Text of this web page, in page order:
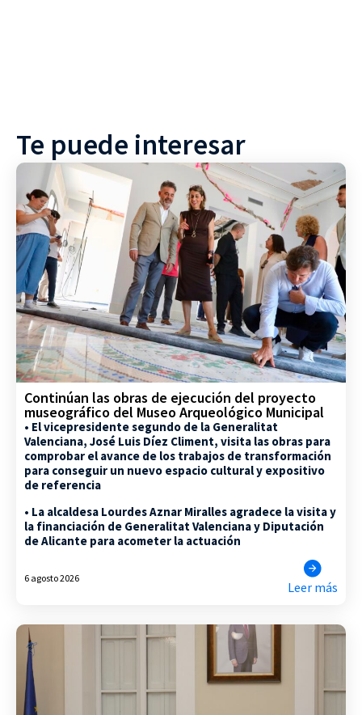
Te puede interesar
Continúan las obras de ejecución del proyecto
museográfico del Museo Arqueológico Municipal
• El vicepresidente segundo de la Generalitat
Valenciana, José Luis Díez Climent, visita las obras para
comprobar el avance de los trabajos de transformación
para conseguir un nuevo espacio cultural y expositivo
de referencia
• La alcaldesa Lourdes Aznar Miralles agradece la visita y
la financiación de Generalitat Valenciana y Diputación
de Alicante para acometer la actuación
6 agosto 2026
Leer más